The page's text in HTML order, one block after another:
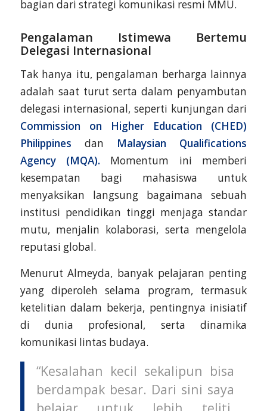
bagian dari strategi komunikasi resmi MMU.
Pengalaman Istimewa Bertemu
Delegasi Internasional
Tak hanya itu, pengalaman berharga lainnya
adalah saat turut serta dalam penyambutan
delegasi internasional, seperti kunjungan dari
Commission on Higher Education (CHED)
Philippines dan Malaysian Qualifications
Agency (MQA). Momentum ini memberi
kesempatan bagi mahasiswa untuk
menyaksikan langsung bagaimana sebuah
institusi pendidikan tinggi menjaga standar
mutu, menjalin kolaborasi, serta mengelola
reputasi global.
Menurut Almeyda, banyak pelajaran penting
yang diperoleh selama program, termasuk
ketelitian dalam bekerja, pentingnya inisiatif
di dunia profesional, serta dinamika
komunikasi lintas budaya.
“Kesalahan kecil sekalipun bisa
berdampak besar. Dari sini saya